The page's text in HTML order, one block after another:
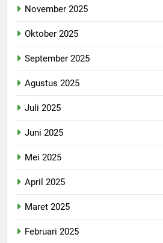
November 2025
Oktober 2025
September 2025
Agustus 2025
Juli 2025
Juni 2025
Mei 2025
April 2025
Maret 2025
Februari 2025